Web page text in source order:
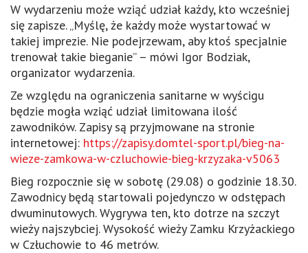
W wydarzeniu może wziąć udział każdy, kto wcześniej
się zapisze. „Myślę, że każdy może wystartować w
takiej imprezie. Nie podejrzewam, aby ktoś specjalnie
trenował takie bieganie” – mówi Igor Bodziak,
organizator wydarzenia.
Ze względu na ograniczenia sanitarne w wyścigu
będzie mogła wziąć udział limitowana ilość
zawodników. Zapisy są przyjmowane na stronie
internetowej: https://zapisy.domtel-sport.pl/bieg-na-
wieze-zamkowa-w-czluchowie-bieg-krzyzaka-v5063
Bieg rozpocznie się w sobotę (29.08) o godzinie 18.30.
Zawodnicy będą startowali pojedynczo w odstępach
dwuminutowych. Wygrywa ten, kto dotrze na szczyt
wieży najszybciej. Wysokość wieży Zamku Krzyżackiego
w Człuchowie to 46 metrów.